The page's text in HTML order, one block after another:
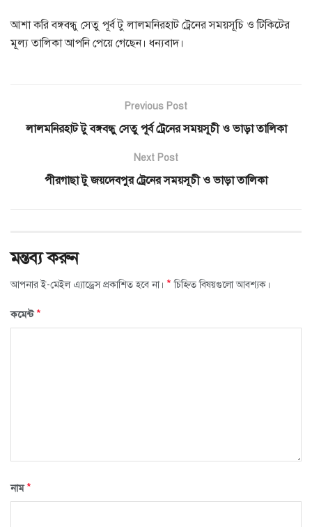
আশা করি বঙ্গবন্ধু সেতু পূর্ব টু লালমনিরহাট ট্রেনের সময়সূচি ও টিকিটের
মূল্য তালিকা আপনি পেয়ে গেছেন। ধন্যবাদ।
Previous Post
লালমনিরহাট টু বঙ্গবন্ধু সেতু পূর্ব ট্রেনের সময়সূচী ও ভাড়া তালিকা
Next Post
পীরগাছা টু জয়দেবপুর ট্রেনের সময়সূচী ও ভাড়া তালিকা
মন্তব্য করুন
আপনার ই-মেইল এ্যাড্রেস প্রকাশিত হবে না। * চিহ্নিত বিষয়গুলো আবশ্যক।
কমেন্ট*
নাম*